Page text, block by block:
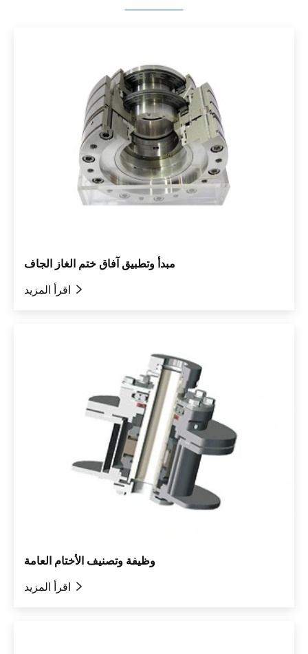
مبدأ وتطبيق آفاق ختم الغاز الجاف

وظيفة وتصنيف الأختام العامة
